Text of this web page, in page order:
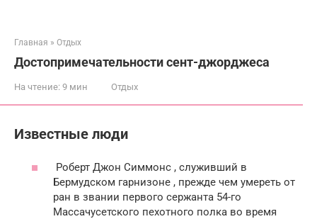
Главная » Отдых
Достопримечательности сент-джорджеса
На чтение: 9 мин Отдых
Известные люди
Роберт Джон Симмонс , служивший в
Бермудском гарнизоне , прежде чем умереть от
ран в звании первого сержанта 54-го
Массачусетского пехотного полка во время